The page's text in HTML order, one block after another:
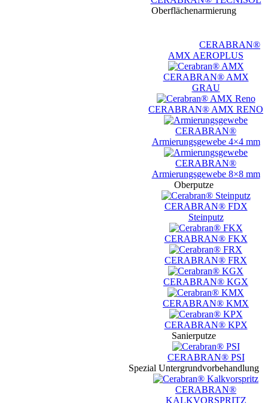
Oberflächenarmierung
CERABRAN®
AMX AEROPLUS
CERABRAN® AMX
GRAU
CERABRAN® AMX RENO
CERABRAN®
Armierungsgewebe 4×4 mm
CERABRAN®
Armierungsgewebe 8×8 mm
Oberputze
CERABRAN® FDX
Steinputz
CERABRAN® FKX
CERABRAN® FRX
CERABRAN® KGX
CERABRAN® KMX
CERABRAN® KPX
Sanierputze
CERABRAN® PSI
Spezial Untergrundvorbehandlung
CERABRAN®
KALKVORSPRITZ